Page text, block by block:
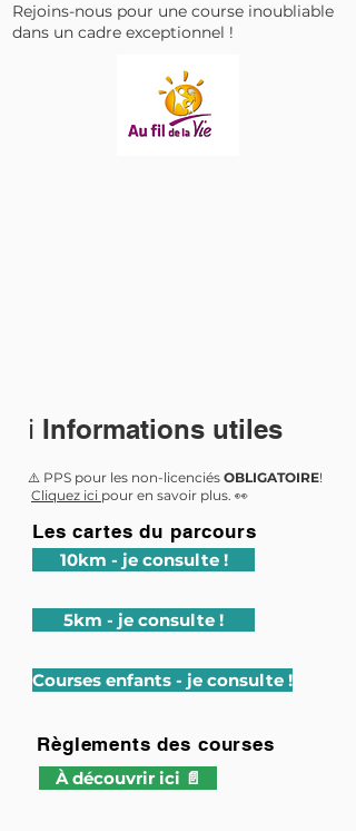
Rejoins-nous pour une course inoubliable
dans un cadre exceptionnel !
ℹ️ Informations utiles
⚠️ PPS pour les non-licenciés OBLIGATOIRE!
Cliquez ici pour en savoir plus. 👀
Les cartes du parcours
10km - je consulte !
5km - je consulte !
Courses enfants - je consulte !
Règlements des courses
À découvrir ici 📄